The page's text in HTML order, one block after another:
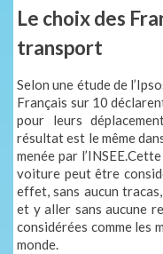
Le choix des
transport
Selon une étude de
Français sur 10
pour leurs
résultat est le même
menée par
voiture peut être
effet, sans aucun
et y aller sans aucune
considérées comme les
monde.